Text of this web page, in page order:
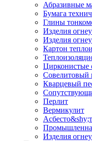
Абразивные
Бумага
Глины
Изделия
Изделия
Картон
Цирконистые
Совелитовый
Кварцевый
Перлит
Вермикулит
Изделия